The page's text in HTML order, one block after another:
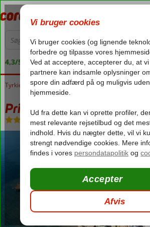
4,3/5 på Trustpilot
Forside
Tyrkiet Ægæiske kyst Marmaris Prime Beach Hotel
Prime Beach Hotel
Ultra All Inclusive- Hotel